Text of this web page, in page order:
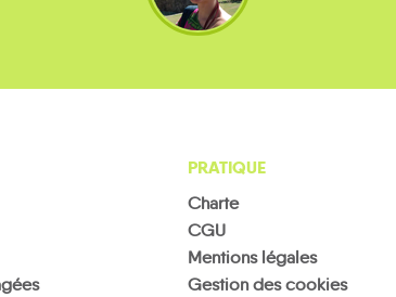
PRATIQUE
Charte
CGU
Mentions légales
Gestion des cookies